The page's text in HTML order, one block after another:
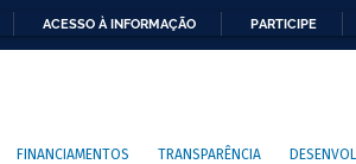
ACESSO À INFORMAÇÃO PARTICIPE
FINANCIAMENTOS TRANSPARÊNCIA